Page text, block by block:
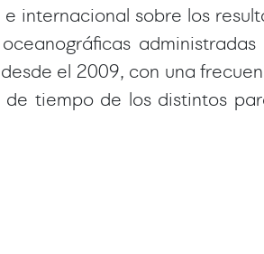
internacional sobre los
el 2009, con una
tiempo de los distintos